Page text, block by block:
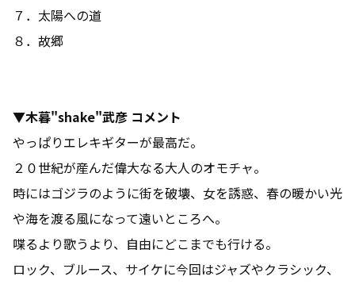
７．太陽への道
８．故郷
▼木暮"shake"武彦 コメント
やっぱりエレキギターが最高だ。
２０世紀が産んだ偉大なる大人のオモチャ。
時にはゴジラのように街を破壊、女を誘惑、春の暖かい光
や海を渡る風になって遠いところへ。
喋るより歌うより、自由にどこまでも行ける。
ロック、ブルース、サイケに今回はジャズやクラシック、